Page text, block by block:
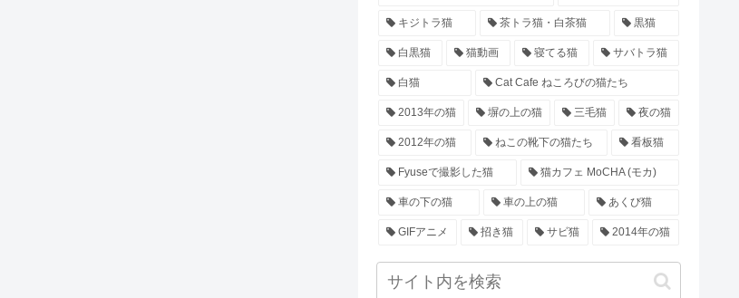
キジトラ猫 茶トラ猫・白茶猫 黒猫
白黒猫 猫動画 寝てる猫 サバトラ猫
白猫 Cat Cafe ねころびの猫たち
2013年の猫 塀の上の猫 三毛猫 夜の猫
2012年の猫 ねこの靴下の猫たち 看板猫
Fyuseで撮影した猫 猫カフェ MoCHA (モカ)
車の下の猫 車の上の猫 あくび猫
GIFアニメ 招き猫 サビ猫 2014年の猫